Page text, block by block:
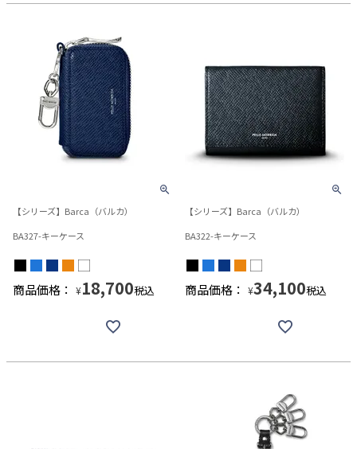
【シリーズ】Barca（バルカ）
BA327-キーケース
商品価格： ¥18,700税込
【シリーズ】Barca（バルカ）
BA322-キーケース
商品価格： ¥34,100税込